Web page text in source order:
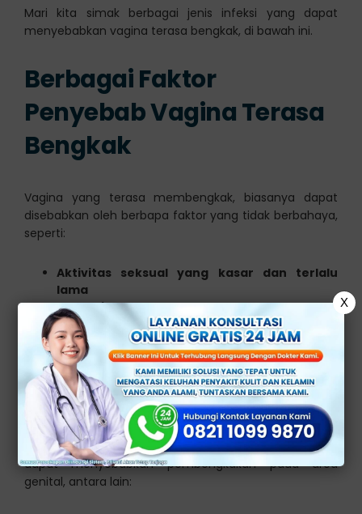
Mari kita simak berbagai jenis infeksi yang dapat
menyebabkan vagina terasa bengkak, di bawah ini.
Berbagai Faktor
Penyebab Vagina Terasa
Bengkak
Vagina yang terasa membengkak, biasanya dapat
disebabkan oleh berbapa faktor yang tidak berbahaya,
seperti:
Aktivitas seksual yang kasar dan terlalu
lama
Kehamilan
Menstruasi
Alergi atau iritasi
Namun, tidak hanya itu, beberapa faktor penyebab lain
yang lebih berbahaya, juga dapat menyebabkan
kondisi ini, termasuk infeksi.
Berikut ini adalah beberapa jenis infeksi vagina yang
dapat menyebabkan pembengkakan pada area
genital, antara lain:
X